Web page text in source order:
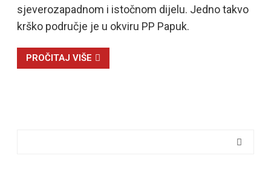
sjeverozapadnom i istočnom dijelu. Jedno takvo
krško područje je u okviru PP Papuk.
PROČITAJ VIŠE